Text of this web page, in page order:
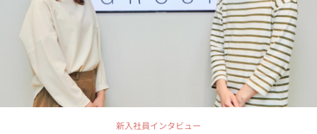
転職成功ガイド
転職エージェント
インタビュー
転職成功ガイド
求人検索
本選考
インターン
学習
講座一覧
問題集
スキルチェック
プログラミング言語
ゲーム・マンガ
新入社員インタビュー